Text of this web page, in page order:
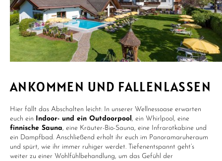
ANKOMMEN UND FALLENLASSEN
Hier fällt das Abschalten leicht: In unserer Wellnessoase erwarten
euch ein Indoor- und ein Outdoorpool, ein Whirlpool, eine
finnische Sauna, eine Kräuter-Bio-Sauna, eine Infrarotkabine und
ein Dampfbad. Anschließend erholt ihr euch im Panoramaruheraum
und spürt, wie ihr immer ruhiger werdet. Tiefenentspannt geht’s
weiter zu einer Wohlfühlbehandlung, um das Gefühl der